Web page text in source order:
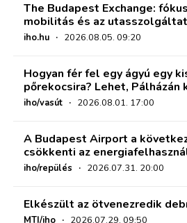
The Budapest Exchange:
mobilitás és az
iho.hu · 2026.08.05. 09:20
Hogyan fér fel egy ágyú egy
pőrekocsira? Lehet, Pálházán
iho/vasút · 2026.08.01. 17:00
A Budapest Airport a
csökkenti az
iho/repülés · 2026.07.31. 20:00
Elkészült az ötvenezredik
MTI/iho · 2026.07.29. 09:50